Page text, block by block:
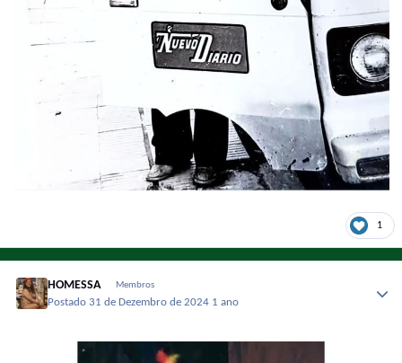
1
HOMESSA Membros
Postado 31 de Dezembro de 2024 1 ano